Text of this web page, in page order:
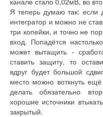
Я теперь думаю так: если
интегратор и можно не
три копейки, и точно не
вход. Попадётся
может вытащить -
ставить защиту, то
вдруг будет большой
место можно воткнуть
делать обязательно
хорошие источники
закрытый.